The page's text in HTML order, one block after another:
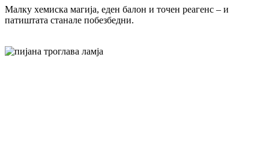
Малку хемиска магија, еден балон и точен реагенс – и
патиштата станале побезбедни.